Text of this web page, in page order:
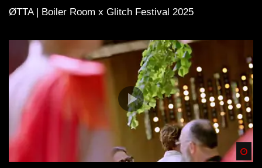
ØTTA | Boiler Room x Glitch Festival 2025